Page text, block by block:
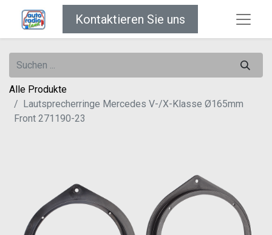
Kontaktieren Sie uns
Alle Produkte
Lautsprecherringe Mercedes V-/X-Klasse Ø165mm
Front 271190-23